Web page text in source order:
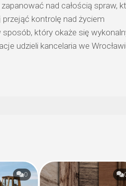
nad całością spraw,
przejąć kontrolę nad życiem
który okaże się
udzieli kancelaria we
0